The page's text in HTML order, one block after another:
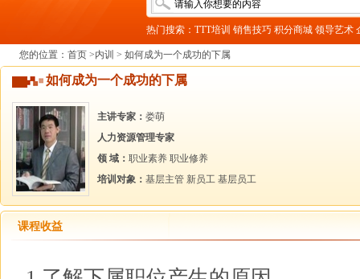
热门搜索： TTT培训 销售技巧 积分商城 领导艺术
您的位置： 首页 >内训 > 如何成为一个成功的下属
如何成为一个成功的下属
主讲专家： 娄萌
人力资源管理专家
领 域： 职业素养 职业修养
培训对象： 基层主管 新员工 基层员工
课程收益